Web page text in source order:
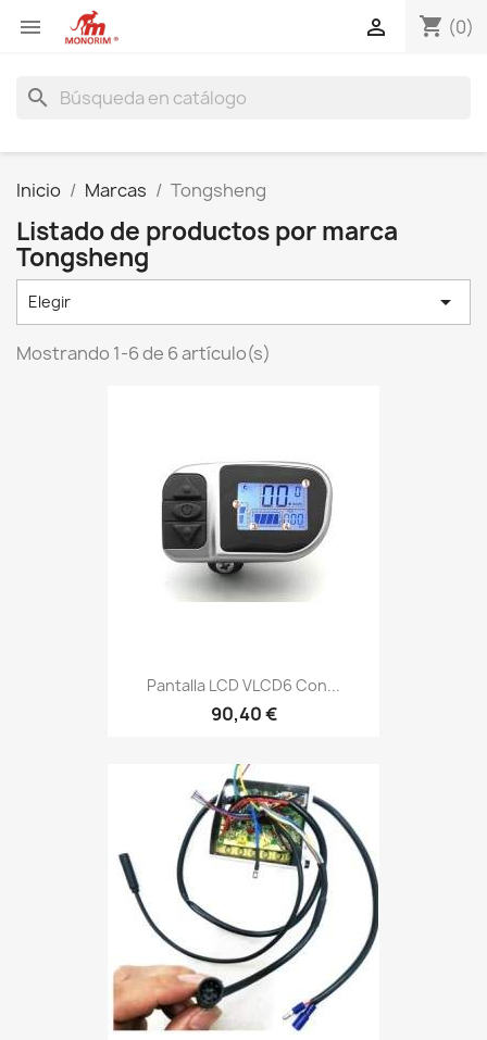
 shopping_cart (0)

search
Inicio Marcas Tongsheng
Listado de productos por marca
Tongsheng
Elegir 
Mostrando 1-6 de 6 artículo(s)
Pantalla LCD VLCD6 Con...
90,40 €